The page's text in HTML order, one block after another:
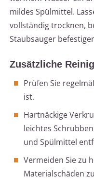
mildes Spülmittel.
vollständig trocknen,
Staubsauger
Zusätzliche
Prüfen Sie
ist.
Hartnäckige
leichtes
und Spülmittel
Vermeiden Sie zu
Materialschäden